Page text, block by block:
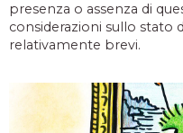
presenza o assenza di
considerazioni sullo stato
relativamente brevi.